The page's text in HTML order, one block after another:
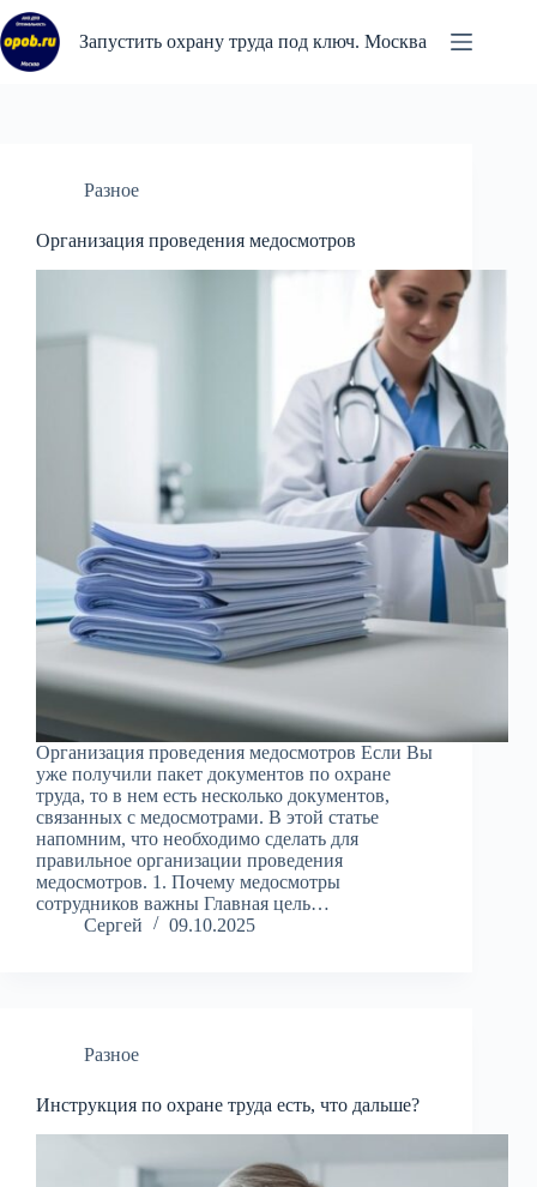
Перейти
к
сути
Запустить охрану труда под ключ. Москва
Разное
Организация проведения медосмотров
Организация проведения медосмотров Если Вы
уже получили пакет документов по охране
труда, то в нем есть несколько документов,
связанных с медосмотрами. В этой статье
напомним, что необходимо сделать для
правильное организации проведения
медосмотров. 1. Почему медосмотры
сотрудников важны Главная цель…
Сергей
09.10.2025
Разное
Инструкция по охране труда есть, что дальше?